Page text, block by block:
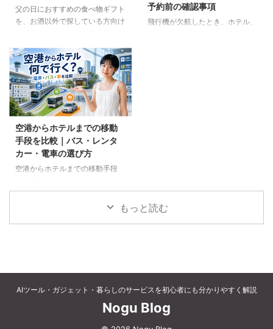
父の日におすすめの食べ物ギフト
を、お酒以外で探している方向け
など、父の好みに合わせた選び方
と注意点を解説します。
予約前の確認事項
飛行機が欠航したとき、ホテル、
空港からホテルまでの移動
手段を比較｜バス・レンタ
カー・電車の選び方
空港からホテルまでの移動手段
ス、タクシー、レンタカーで比較
します。料金、荷物、人数、到着もっと読む
AIツール・ガジェット・暮らしのサービスを初心者にも分かりやすく解説
Nogu Blog